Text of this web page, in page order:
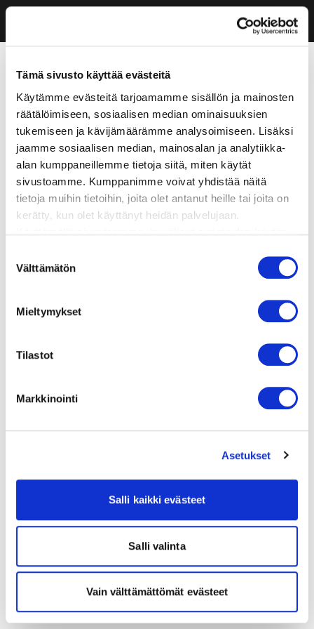
Tämä sivusto käyttää evästeitä
Käytämme evästeitä tarjoamamme sisällön ja mainosten
räätälöimiseen, sosiaalisen median ominaisuuksien
tukemiseen ja kävijämäärämme analysoimiseen. Lisäksi
jaamme sosiaalisen median, mainosalan ja analytiikka-
alan kumppaneillemme tietoja siitä, miten käytät
sivustoamme. Kumppanimme voivat yhdistää näitä
tietoja muihin tietoihin, joita olet antanut heille tai joita on
kerätty, kun olet käyttänyt heidän palvelujaan.
valinta
Välttämätön
Mieltymykset
Tilastot
Markkinointi
Asetukset
Salli kaikki evästeet
Salli valinta
Vain välttämättömät evästeet